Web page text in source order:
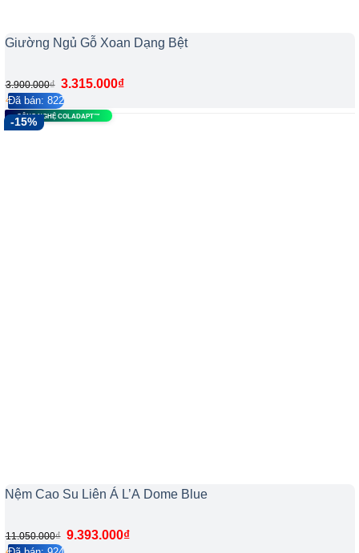
Giường Ngủ Gỗ Xoan Dạng Bệt
3.900.000₫ 3.315.000₫
4.2/5 228
Đã bán: 822
-15%
CÔNG NGHỆ COLADAPT™
Nệm Cao Su Liên Á L’A Dome Blue
11.050.000₫ 9.393.000₫